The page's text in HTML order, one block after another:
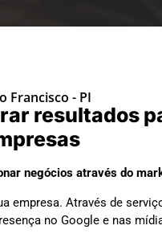
Francisco - PI
resultados
negócios através do
empresa. Através de
no Google e nas